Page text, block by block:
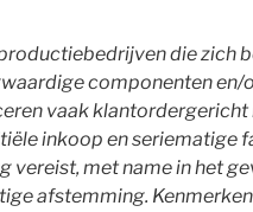
die zich
componenten en/
vaak
inkoop en seriematige
met name in het
afstemming.